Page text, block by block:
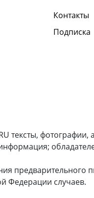
Контакты
Подписка
тексты,
Федерации случаев.